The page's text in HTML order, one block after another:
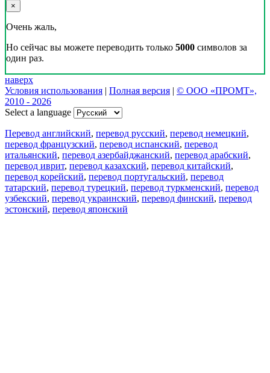
×
Очень жаль,
Но сейчас вы можете переводить только 5000 символов за
один раз.
наверх
Условия использования | Полная версия | © ООО «ПРОМТ»,
2010 - 2026
Select a language
Перевод английский, перевод русский, перевод немецкий,
перевод французский, перевод испанский, перевод
итальянский, перевод азербайджанский, перевод арабский,
перевод иврит, перевод казахский, перевод китайский,
перевод корейский, перевод португальский, перевод
татарский, перевод турецкий, перевод туркменский, перевод
узбекский, перевод украинский, перевод финский, перевод
эстонский, перевод японский